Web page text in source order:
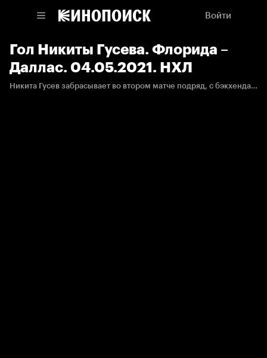
Войти
Гол Никиты Гусева. Флорида –
Даллас. 04.05.2021. НХЛ
Никита Гусев забрасывает во втором матче подряд, с бэкхенда добивая шайбу в ворота Антона Худобина